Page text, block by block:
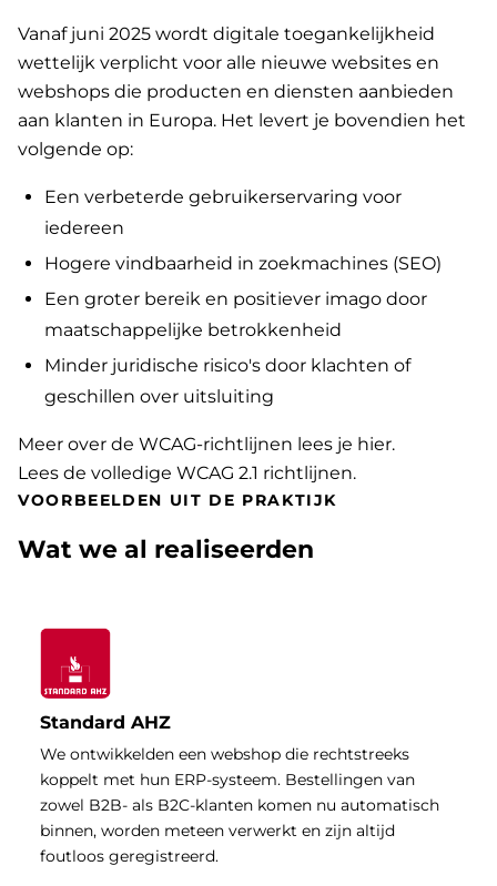
Vanaf juni 2025 wordt digitale toegankelijkheid
wettelijk verplicht voor alle nieuwe websites en
webshops die producten en diensten aanbieden
aan klanten in Europa. Het levert je bovendien het
volgende op:
Een verbeterde gebruikerservaring voor
iedereen
Hogere vindbaarheid in zoekmachines (SEO)
Een groter bereik en positiever imago door
maatschappelijke betrokkenheid
Minder juridische risico's door klachten of
geschillen over uitsluiting
Meer over de WCAG-richtlijnen lees je hier.
Lees de volledige WCAG 2.1 richtlijnen.
VOORBEELDEN UIT DE PRAKTIJK
Wat we al realiseerden
Standard AHZ
We ontwikkelden een webshop die rechtstreeks
koppelt met hun ERP-systeem. Bestellingen van
zowel B2B- als B2C-klanten komen nu automatisch
binnen, worden meteen verwerkt en zijn altijd
foutloos geregistreerd.